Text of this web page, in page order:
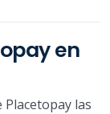
en
las